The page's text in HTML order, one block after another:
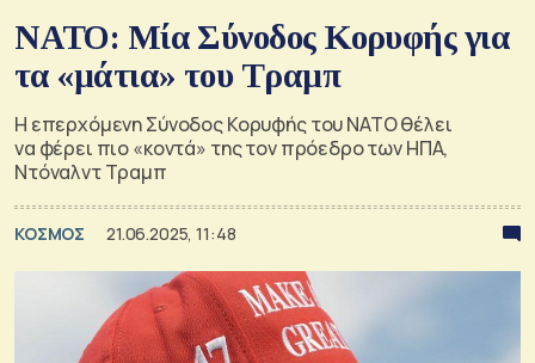
ΝΑΤΟ: Μία Σύνοδος Κορυφής για
τα «μάτια» του Τραμπ
Η επερχόμενη Σύνοδος Κορυφής του ΝΑΤΟ θέλει
να φέρει πιο «κοντά» της τον πρόεδρο των ΗΠΑ,
Ντόναλντ Τραμπ
ΚΟΣΜΟΣ 21.06.2025, 11:48